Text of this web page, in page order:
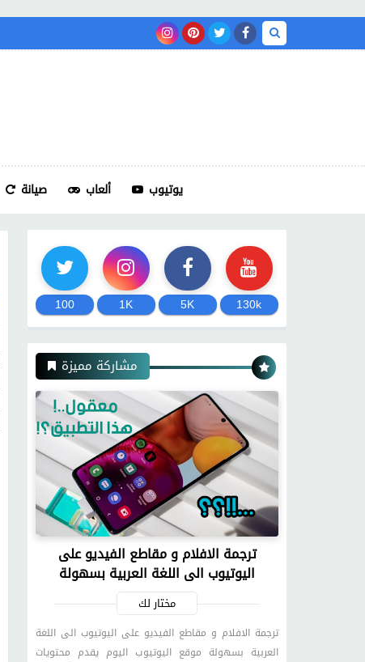
صيانة ألعاب يوتيوب
100 1K 5K 130k
مشاركة مميزة
ترجمة الافلام و مقاطع الفيديو على
اليوتيوب الى اللغة العربية بسهولة
مختار لك
ترجمة الافلام و مقاطع الفيديو على اليوتيوب الى اللغة
العربية بسهولة موقع اليوتيوب اليوم يقدم محتويات